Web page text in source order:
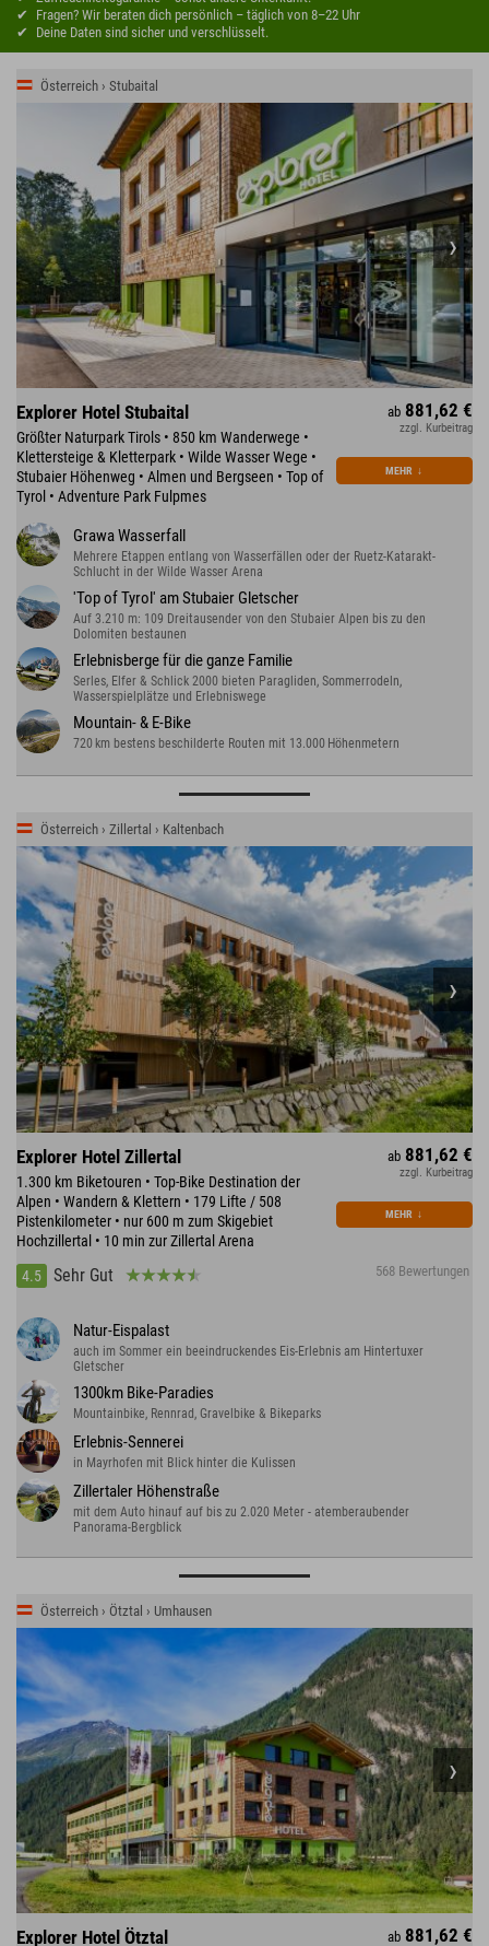
Fragen? Wir beraten dich persönlich – täglich von 8–22 Uhr
Deine Daten sind sicher und verschlüsselt.
Österreich › Stubaital
Explorer Hotel Stubaital
Größter Naturpark Tirols • 850 km Wanderwege •
Klettersteige & Kletterpark • Wilde Wasser Wege •
Stubaier Höhenweg • Almen und Bergseen • Top of
Tyrol • Adventure Park Fulpmes
ab 881,62 €
zzgl. Kurbeitrag
MEHR ↓
Grawa Wasserfall
Mehrere Etappen entlang von Wasserfällen oder der Ruetz-Katarakt-
Schlucht in der Wilde Wasser Arena
'Top of Tyrol' am Stubaier Gletscher
Auf 3.210 m: 109 Dreitausender von den Stubaier Alpen bis zu den
Dolomiten bestaunen
Erlebnisberge für die ganze Familie
Serles, Elfer & Schlick 2000 bieten Paragliden, Sommerrodeln,
Wasserspielplätze und Erlebniswege
Mountain- & E-Bike
720 km bestens beschilderte Routen mit 13.000 Höhenmetern
Österreich › Zillertal › Kaltenbach
Explorer Hotel Zillertal
1.300 km Biketouren • Top-Bike Destination der
Alpen • Wandern & Klettern • 179 Lifte / 508
Pistenkilometer • nur 600 m zum Skigebiet
Hochzillertal • 10 min zur Zillertal Arena
4.5
Sehr Gut 568 Bewertungen
ab 881,62 €
zzgl. Kurbeitrag
MEHR ↓
Natur-Eispalast
auch im Sommer ein beeindruckendes Eis-Erlebnis am Hintertuxer
Gletscher
1300km Bike-Paradies
Mountainbike, Rennrad, Gravelbike & Bikeparks
Erlebnis-Sennerei
in Mayrhofen mit Blick hinter die Kulissen
Zillertaler Höhenstraße
mit dem Auto hinauf auf bis zu 2.020 Meter - atemberaubender
Panorama-Bergblick
Österreich › Ötztal › Umhausen
Explorer Hotel Ötztal ab 881,62 €